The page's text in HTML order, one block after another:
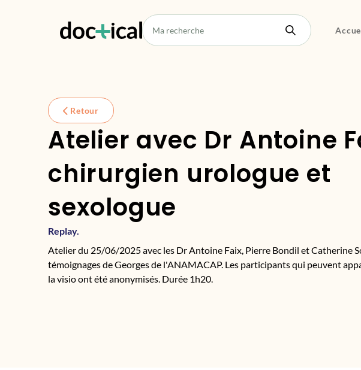
Retour
Atelier avec Dr Antoine
chirurgien urologue et
sexologue
Replay.
Atelier du 25/06/2025 avec les Dr Antoine Faix, Pierre Bondil et Catherine
témoignages de Georges de l'ANAMACAP. Les participants qui peuvent
la visio ont été anonymisés. Durée 1h20.